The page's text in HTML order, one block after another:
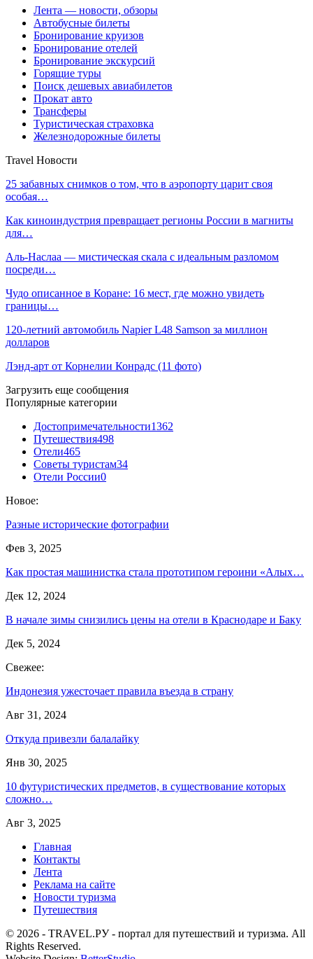
Лента — новости, обзоры
Автобусные билеты
Бронирование круизов
Бронирование отелей
Бронирование экскурсий
Горящие туры
Поиск дешевых авиабилетов
Прокат авто
Трансферы
Туристическая страховка
Железнодорожные билеты
Travel Новости
25 забавных снимков о том, что в аэропорту царит своя
особая…
Как киноиндустрия превращает регионы России в магниты
для…
Аль-Наслаа — мистическая скала с идеальным разломом
посреди…
Чудо описанное в Коране: 16 мест, где можно увидеть
границы…
120-летний автомобиль Napier L48 Samson за миллион
долларов
Лэнд-арт от Корнелии Конрадс (11 фото)
Загрузить еще сообщения
Популярные категории
Достопримечательности1362
Путешествия498
Отели465
Советы туристам34
Отели России0
Новое:
Разные исторические фотографии
Фев 3, 2025
Как простая машинистка стала прототипом героини «Алых…
Дек 12, 2024
В начале зимы снизились цены на отели в Краснодаре и Баку
Дек 5, 2024
Свежее:
Индонезия ужесточает правила въезда в страну
Авг 31, 2024
Откуда привезли балалайку
Янв 30, 2025
10 футуристических предметов, в существование которых
сложно…
Авг 3, 2025
Главная
Контакты
Лента
Реклама на сайте
Новости туризма
Путешествия
© 2026 - TRAVEL.РУ - портал для путешествий и туризма. All
Rights Reserved.